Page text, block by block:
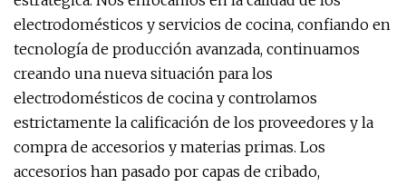
electrodomésticos y servicios de cocina, confiando en
tecnología de producción avanzada, continuamos
creando una nueva situación para los
electrodomésticos de cocina y controlamos
estrictamente la calificación de los proveedores y la
compra de accesorios y materias primas. Los
accesorios han pasado por capas de cribado,